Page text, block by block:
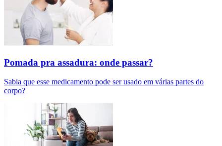
Pomada pra assadura: onde passar?
Sabia que esse medicamento pode ser usado em várias partes do
corpo?